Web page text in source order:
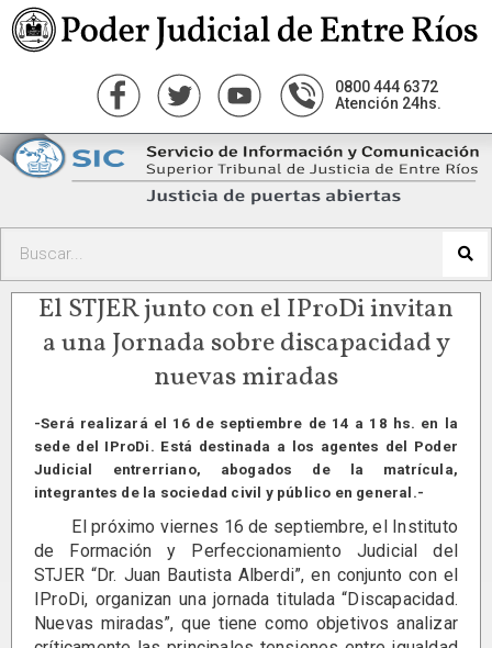
0800 444 6372
Atención 24hs.
El STJER junto con el IProDi invitan
a una Jornada sobre discapacidad y
nuevas miradas
-Será realizará el 16 de septiembre de 14 a 18 hs. en la
sede del IProDi. Está destinada a los agentes del Poder
Judicial entrerriano, abogados de la matrícula,
integrantes de la sociedad civil y público en general.-
El próximo viernes 16 de septiembre, el Instituto
de Formación y Perfeccionamiento Judicial del
STJER “Dr. Juan Bautista Alberdi”, en conjunto con el
IProDi, organizan una jornada titulada “Discapacidad.
Nuevas miradas”, que tiene como objetivos analizar